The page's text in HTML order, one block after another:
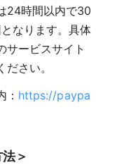
24時間以内で30
なります。具体
サービスサイト
さい。
： https://paypa
＞